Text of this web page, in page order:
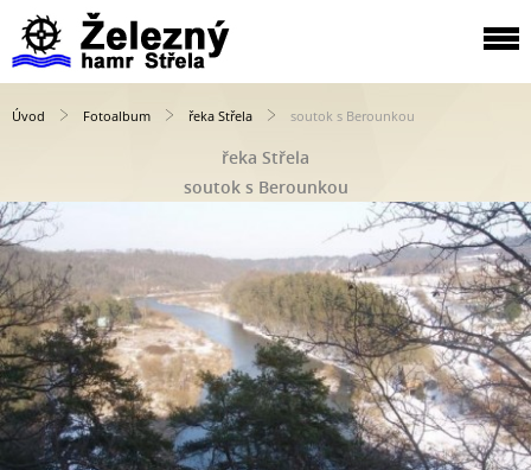
Úvod Fotoalbum řeka Střela soutok s Berounkou
řeka Střela
soutok s Berounkou